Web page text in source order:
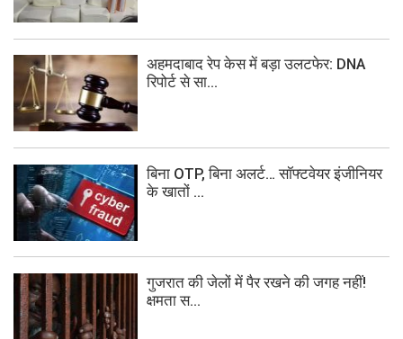
अहमदाबाद रेप केस में बड़ा उलटफेर: DNA
रिपोर्ट से सा...
बिना OTP, बिना अलर्ट… सॉफ्टवेयर इंजीनियर
के खातों ...
गुजरात की जेलों में पैर रखने की जगह नहीं!
क्षमता स...